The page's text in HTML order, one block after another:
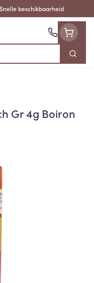
Snelle beschikbaarheid
Zoek
Gr 4g Boiron